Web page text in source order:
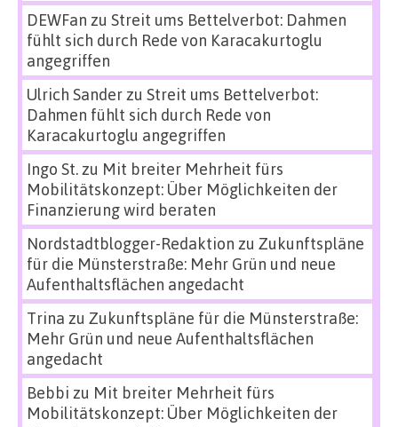
DEWFan zu Streit ums Bettelverbot: Dahmen
fühlt sich durch Rede von Karacakurtoglu
angegriffen
Ulrich Sanderzu Streit ums Bettelverbot:
Dahmen fühlt sich durch Rede von
Karacakurtoglu angegriffen
Ingo St.zu Mit breiter Mehrheit fürs
Mobilitätskonzept: Über Möglichkeiten der
Finanzierung wird beraten
Nordstadtblogger-Redaktion zu Zukunftspläne
für die Münsterstraße: Mehr Grün und neue
Aufenthaltsflächen angedacht
Trina zu Zukunftspläne für die Münsterstraße:
Mehr Grün und neue Aufenthaltsflächen
angedacht
Bebbi zu Mit breiter Mehrheit fürs
Mobilitätskonzept: Über Möglichkeiten der